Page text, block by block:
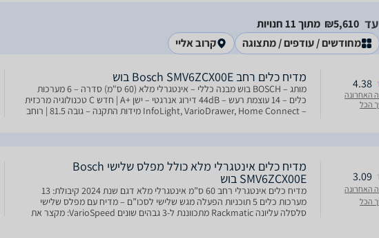
עד 5,610‏₪
מתוך 11 חנויות
מחודשים / עודפים / מתצוגה קרוב אליי
4.38 מדיח כלים ‏רחב Bosch SMV6ZCX00E בוש
מותג – BOSCH בוש מבנה כללי – אינטגרלי מלא (60 ס"מ) סדרה – 6 מערכות
כלים – 14 עוצמת רעש – 44dB דירוג אנרגטי – ישן +A | חדש C טכנולוגיה מרכזית
– InfoLight, VarioDrawer, Home Connect מידות התקנה – גובה 81.5 | רוחב
3.09
מדיח כלים אינטגרלי מלא כולל מפלס שלישי Bosch
SMV6ZCX00E בוש
מדיח כלים אינטגרלי רחב 60 ס”מ אינטגרלי מלא דגם שנת 2024 קיבולת: 13
מערכות כלים 5 תוכניות הפעלה מגש שלישי לסכו”ם – מדיח עם מפלס שלישי
סלסלה עליונה Rackmatic מתכווננת ל-3 גבהים שונים VarioSpeed: מקצר את